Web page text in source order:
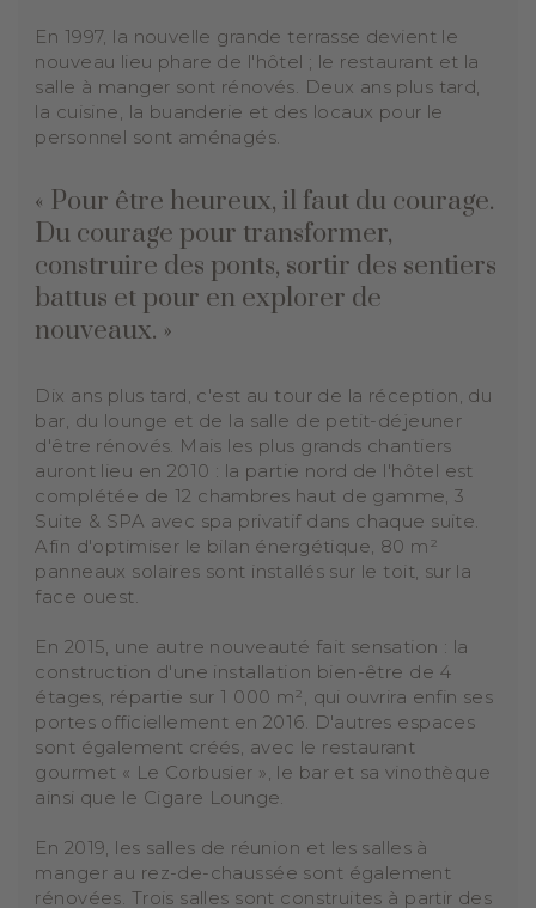
En 1997, la nouvelle grande terrasse devient le
nouveau lieu phare de l'hôtel ; le restaurant et la
salle à manger sont rénovés. Deux ans plus tard,
la cuisine, la buanderie et des locaux pour le
personnel sont aménagés.
« Pour être heureux, il faut du courage.
Du courage pour transformer,
construire des ponts, sortir des sentiers
battus et pour en explorer de
nouveaux. »
Dix ans plus tard, c'est au tour de la réception, du
bar, du lounge et de la salle de petit-déjeuner
d'être rénovés. Mais les plus grands chantiers
auront lieu en 2010 : la partie nord de l'hôtel est
complétée de 12 chambres haut de gamme, 3
Suite & SPA avec spa privatif dans chaque suite.
Afin d'optimiser le bilan énergétique, 80 m²
panneaux solaires sont installés sur le toit, sur la
face ouest.
En 2015, une autre nouveauté fait sensation : la
construction d'une installation bien-être de 4
étages, répartie sur 1 000 m², qui ouvrira enfin ses
portes officiellement en 2016. D'autres espaces
sont également créés, avec le restaurant
gourmet « Le Corbusier », le bar et sa vinothèque
ainsi que le Cigare Lounge.
En 2019, les salles de réunion et les salles à
manger au rez-de-chaussée sont également
rénovées. Trois salles sont construites à partir des